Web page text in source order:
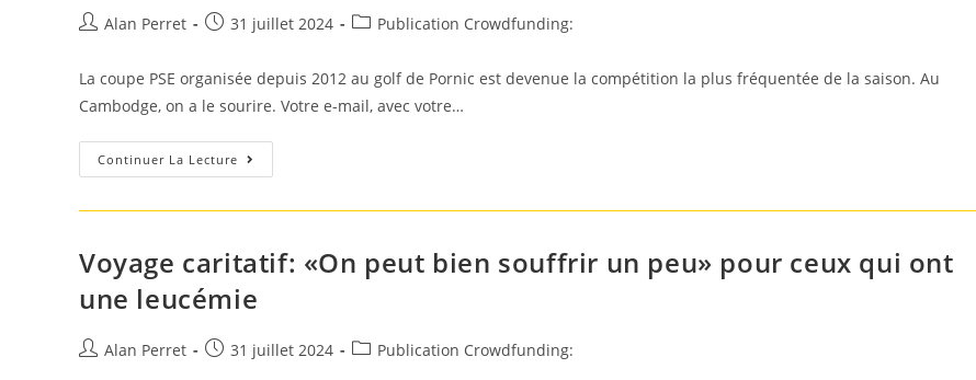
Auteur/autrice
la
publication :
Alan Perret
Post31 juillet 2024
PostPublication Crowdfunding:
La coupe PSE organisée depuis 2012 au golf de Pornic est devenue la compétition la plus fréquentée de la saison. Au
Cambodge, on a le sourire. Votre e-mail, avec votre…
Continuer La Lecture Golf.
De
À
Le
Golf
D’union
Caritatif
Voyage caritatif: «On peut bien souffrir un peu» pour ceux qui ont
une leucémie
Auteur/autrice
Alan Perret
Post31 juillet 2024
PostPublication Crowdfunding: